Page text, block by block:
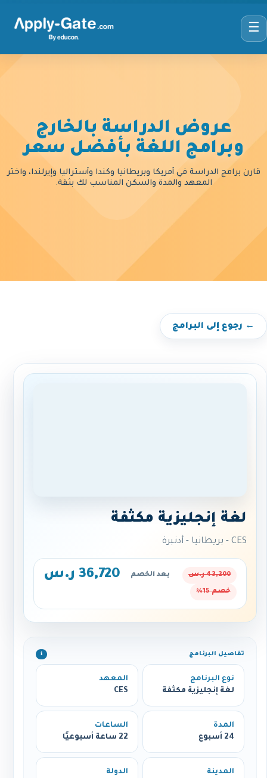
☰
عروض الدراسة بالخارج
وبرامج اللغة بأفضل سعر
قارن برامج الدراسة في أمريكا وبريطانيا وكندا وأستراليا وإيرلندا، واختر
المعهد والمدة والسكن المناسب لك بثقة.
← رجوع إلى البرامج
لغة إنجليزية مكثفة
CES - بريطانيا - أدنبرة
43,200 ر.س بعد الخصم 36,720 ر.س
خصم 15%
تفاصيل البرنامج ℹ️
نوع البرنامج
لغة إنجليزية مكثفة
المعهد
CES
المدة
24 أسبوع
الساعات
22 ساعة أسبوعيًا
المدينة
الدولة